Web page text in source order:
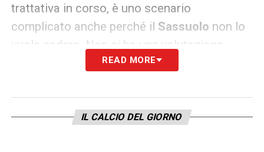
trattativa in corso, è uno scenario
complicato anche perché il Sassuolo non lo
vuole cedere. Non si ha una valutazione
Raspadori, il suo prezzo è
inoltre, prima di un’entrata in attacco
dovrebbe fare una plusvalenza con la
READ MORE
IL CALCIO DEL GIORNO